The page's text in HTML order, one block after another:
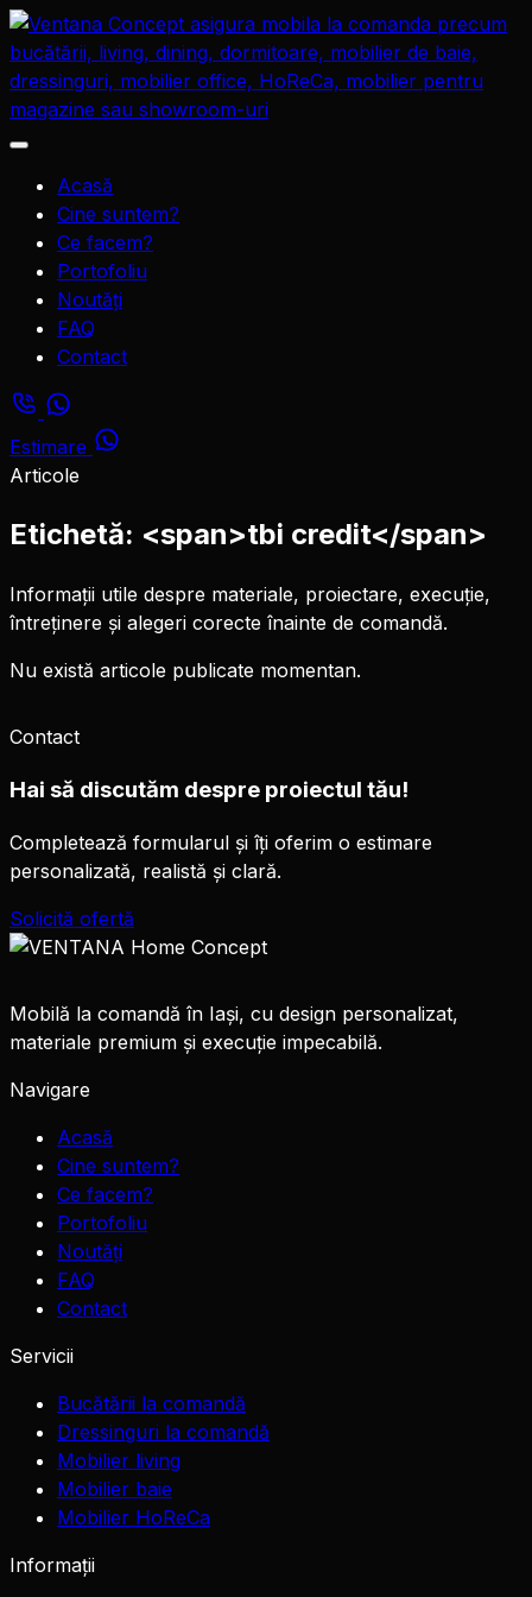
Sari
la
conținut
Deschide
Acasă
Cine suntem?
Ce facem?
Portofoliu
Noutăți
FAQ
Contact
Estimare
Articole
Etichetă: <span>tbi credit</span>
Informații utile despre materiale, proiectare, execuție,
întreținere și alegeri corecte înainte de comandă.
Nu există articole publicate momentan.
Contact
Hai să discutăm despre proiectul tău!
Completează formularul și îți oferim o estimare
personalizată, realistă și clară.
Solicită ofertă
Mobilă la comandă în Iași, cu design personalizat,
materiale premium și execuție impecabilă.
Navigare
Acasă
Cine suntem?
Ce facem?
Portofoliu
Noutăți
FAQ
Contact
Servicii
Bucătării la comandă
Dressinguri la comandă
Mobilier living
Mobilier baie
Mobilier HoReCa
Informații